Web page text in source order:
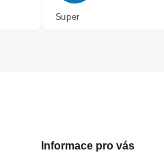
Super
Informace pro vás